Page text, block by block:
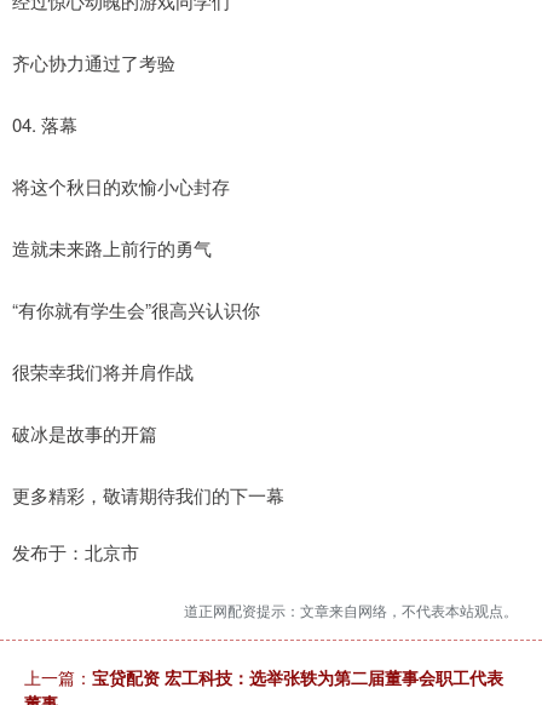
齐心协力通过了考验
04. 落幕
将这个秋日的欢愉小心封存
造就未来路上前行的勇气
“有你就有学生会”很高兴认识你
很荣幸我们将并肩作战
破冰是故事的开篇
更多精彩，敬请期待我们的下一幕
发布于：北京市
道正网配资提示：文章来自网络，不代表本站观点。
上一篇： 宝贷配资 宏工科技：选举张轶为第二届董事会职工代表